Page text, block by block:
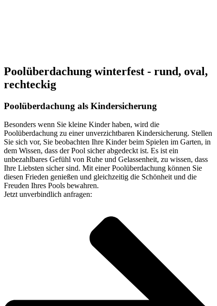
Poolüberdachung winterfest - rund, oval,
rechteckig
Poolüberdachung als Kindersicherung
Besonders wenn Sie kleine Kinder haben, wird die
Poolüberdachung zu einer unverzichtbaren Kindersicherung. Stellen
Sie sich vor, Sie beobachten Ihre Kinder beim Spielen im Garten, in
dem Wissen, dass der Pool sicher abgedeckt ist. Es ist ein
unbezahlbares Gefühl von Ruhe und Gelassenheit, zu wissen, dass
Ihre Liebsten sicher sind. Mit einer Poolüberdachung können Sie
diesen Frieden genießen und gleichzeitig die Schönheit und die
Freuden Ihres Pools bewahren.
Jetzt unverbindlich anfragen: